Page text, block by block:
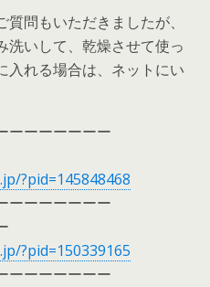
問もいただきましたが、
洗いして、乾燥させて使っ
入れる場合は、ネットにい
ーーーーーーー
?pid=145848468
ーーーーーーー
?pid=150339165
ーーーーーーー